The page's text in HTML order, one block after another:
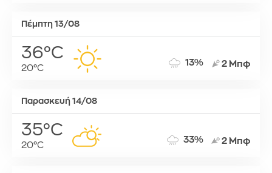
Πέμπτη 13/08
36°C
20°C
13% 2 Μπφ
Παρασκευή 14/08
35°C
20°C
33% 2 Μπφ